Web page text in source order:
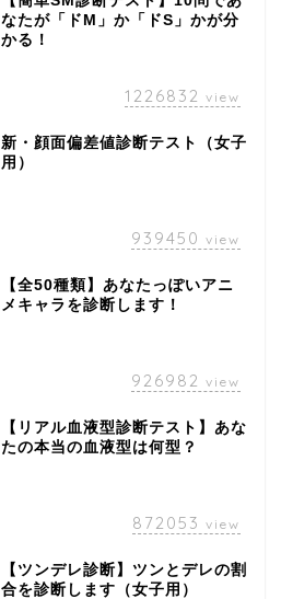
なたが「ドM」か「ドS」かが分
かる！
1226832 view
新・顔面偏差値診断テスト（女子
用）
939450 view
【全50種類】あなたっぽいアニ
メキャラを診断します！
926982 view
【リアル血液型診断テスト】あな
たの本当の血液型は何型？
872053 view
【ツンデレ診断】ツンとデレの割
合を診断します（女子用）